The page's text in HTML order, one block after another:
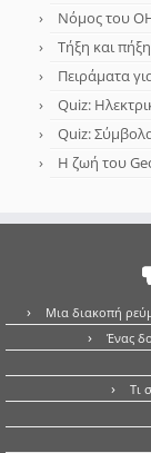
Νόμος του
Τήξη και
Πειράματα
Quiz:
Quiz:
Η ζωή του
Μια διακοπή
Ένας
Τι